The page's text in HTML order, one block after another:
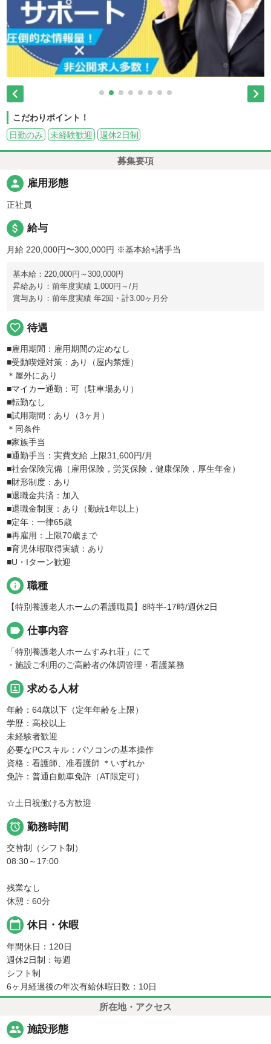
 
こだわりポイント！
日勤のみ
未経験歓迎 週休2日制
募集要項
person 雇用形態
正社員
attach_money 給与
月給 220,000円〜300,000円 ※基本給+諸手当
基本給：220,000円～300,000円
昇給あり：前年度実績 1,000円～/月
賞与あり：前年度実績 年2回・計3.00ヶ月分
favorite_border 待遇
■雇用期間：雇用期間の定めなし
■受動喫煙対策：あり（屋内禁煙）
＊屋外にあり
■マイカー通勤：可（駐車場あり）
■転勤なし
■試用期間：あり（3ヶ月）
＊同条件
■家族手当
■通勤手当：実費支給 上限31,600円/月
■社会保険完備（雇用保険，労災保険，健康保険，厚生年金）
■財形制度：あり
■退職金共済：加入
■退職金制度：あり（勤続1年以上）
■定年：一律65歳
■再雇用：上限70歳まで
■育児休暇取得実績：あり
■U・Iターン歓迎
info 職種
【特別養護老人ホームの看護職員】8時半-17時/週休2日
label 仕事内容
「特別養護老人ホームすみれ荘」にて
・施設ご利用のご高齢者の体調管理・看護業務
portrait 求める人材
年齢：64歳以下（定年年齢を上限）
学歴：高校以上
未経験者歓迎
必要なPCスキル：パソコンの基本操作
資格：看護師、准看護師 ＊いずれか
免許：普通自動車免許（AT限定可）
☆土日祝働ける方歓迎
 勤務時間
交替制（シフト制）
08:30～17:00
残業なし
休憩：60分
calendar_today 休日・休暇
年間休日：120日
週休2日制：毎週
シフト制
6ヶ月経過後の年次有給休暇日数：10日
所在地・アクセス
people 施設形態